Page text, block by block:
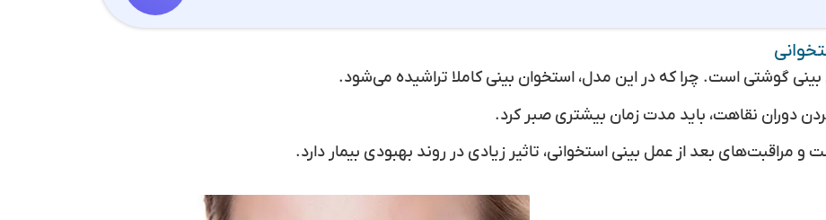
گوشتی است. چرا که در این مدل، استخوان بینی کاملا تراشیده می‌شود.
دوران نقاهت، باید مدت زمان بیشتری صبر کرد.
مراقبت‌های بعد از عمل بینی استخوانی، تاثیر زیادی در روند بهبودی بیمار دارد.